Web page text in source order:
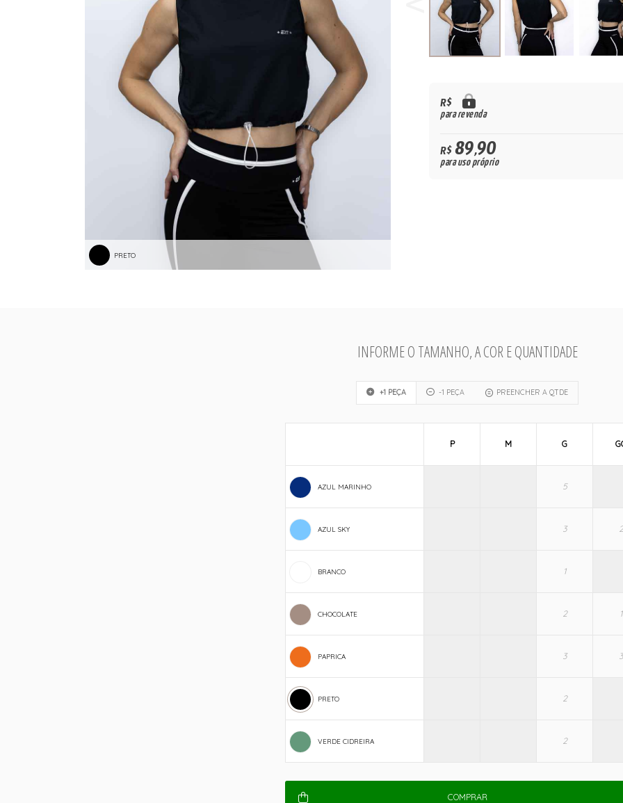
TANGA MICROFIBRA E RENDA
PRETO
R$
para revenda
R$89,90
para uso próprio
INFORME O TAMANHO, A COR E QUANTIDADE
+1 PEÇA -1 PEÇA PREENCHER A QTDE
AZUL MARINHO
AZUL SKY
BRANCO
CHOCOLATE
PAPRICA
PRETO
VERDE CIDREIRA
P M G
COMPRAR